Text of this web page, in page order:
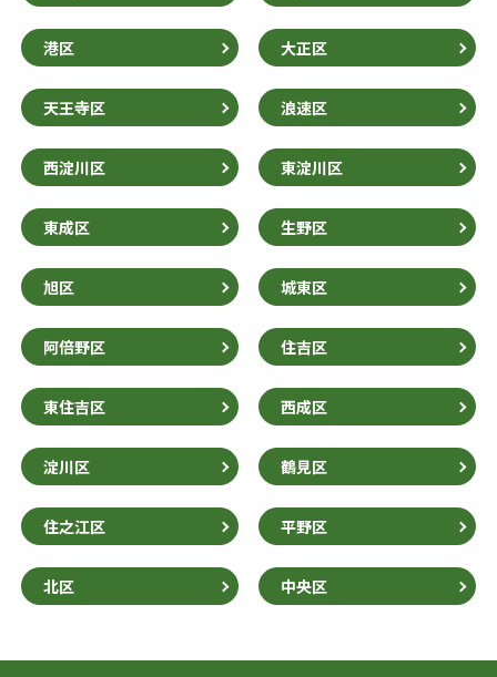
港区 大正区
天王寺区 浪速区
西淀川区 東淀川区
東成区 生野区
旭区 城東区
阿倍野区 住吉区
東住吉区 西成区
淀川区 鶴見区
住之江区 平野区
北区 中央区